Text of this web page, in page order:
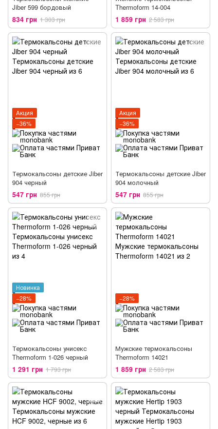
Jiber 599 бордовый
834 грн 1 303 грн
Thermoform 14-004
1 859 грн 2 583 грн
Акция
−36%
Термокальсоны детские Jiber
904 черный
547 грн 855 грн
Акция
−36%
Термокальсоны детские Jiber
904 молочный
547 грн 855 грн
Новинка
−28%
Термокальсоны унисекс
Thermoform 1-026 черный
1 291 грн 1 793 грн
−28%
Мужские термокальсоны
Thermoform 14021
1 859 грн 2 583 грн